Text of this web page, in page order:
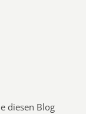
diesen Blog